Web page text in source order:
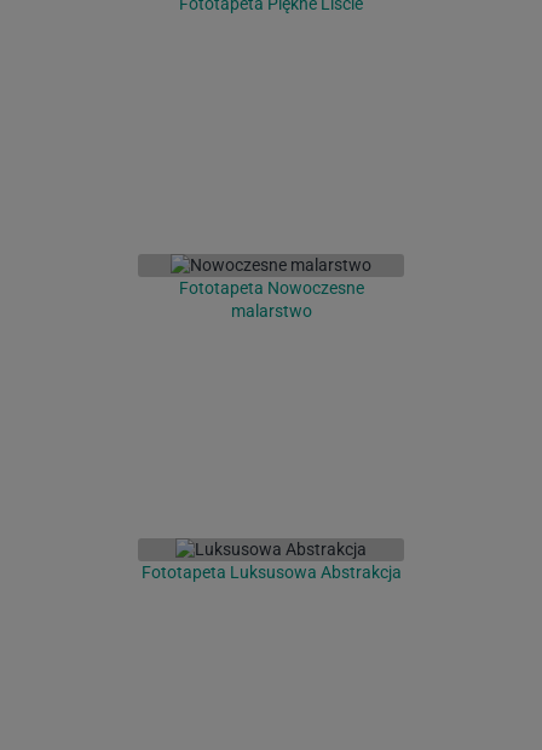
Fototapeta Piękne Liście
Fototapeta Nowoczesne
malarstwo
Fototapeta Luksusowa Abstrakcja